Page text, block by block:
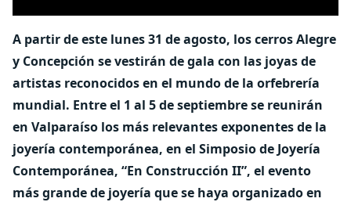
A partir de este lunes 31 de agosto, los cerros Alegre
y Concepción se vestirán de gala con las joyas de
artistas reconocidos en el mundo de la orfebrería
mundial. Entre el 1 al 5 de septiembre se reunirán
en Valparaíso los más relevantes exponentes de la
joyería contemporánea, en el Simposio de Joyería
Contemporánea, “En Construcción II”, el evento
más grande de joyería que se haya organizado en